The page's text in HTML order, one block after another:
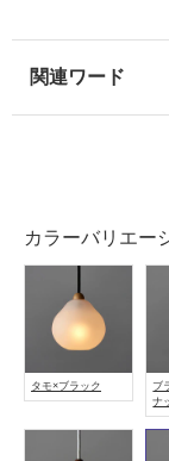
カラーバリエー
タモ×ブラック
ブ
ナ
能
使
地
以
不
可